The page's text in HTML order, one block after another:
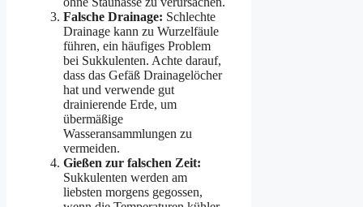
Falsche Drainage: Schlechte
Drainage kann zu Wurzelfäule
führen, ein häufiges Problem
bei Sukkulenten. Achte darauf,
dass das Gefäß Drainagelöcher
hat und verwende gut
drainierende Erde, um
übermäßige
Wasseransammlungen zu
vermeiden.
Gießen zur falschen Zeit:
Sukkulenten werden am
liebsten morgens gegossen,